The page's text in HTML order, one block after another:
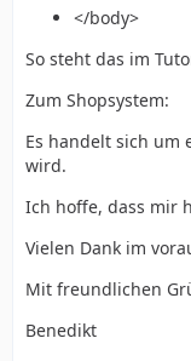
</body>
So steht das im
Zum Shopsystem:
Es handelt sich um
wird.
Ich hoffe, dass mir
Vielen Dank im
Mit freundlichen
Benedikt